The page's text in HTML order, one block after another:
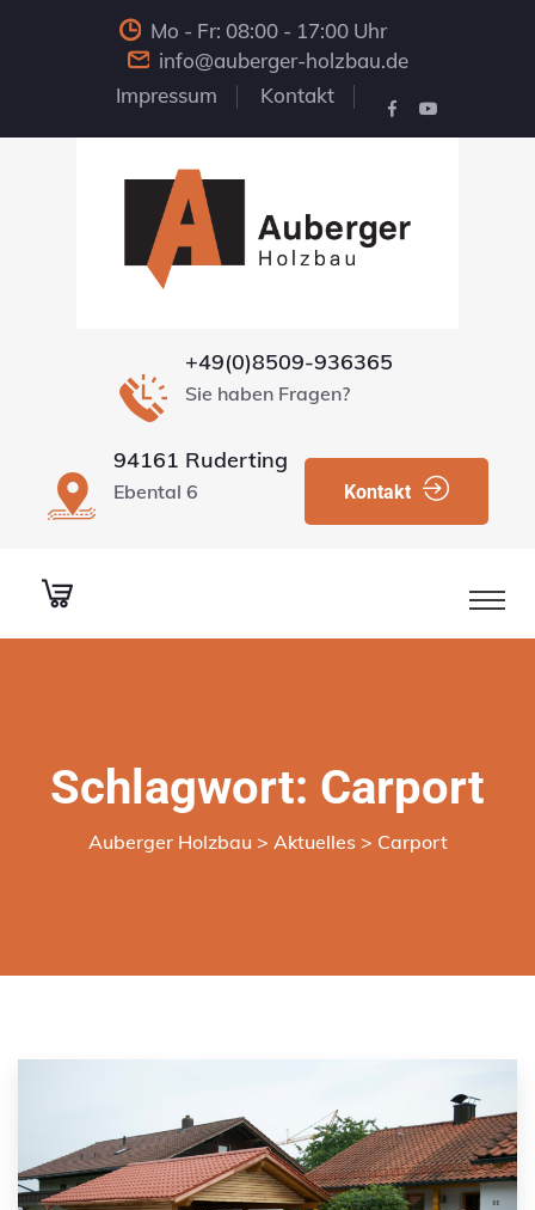
Mo - Fr: 08:00 - 17:00 Uhr
info@auberger-holzbau.de
Impressum
Kontakt
+49(0)8509-936365
Sie haben Fragen?
94161 Ruderting
Ebental 6 Kontakt
Schlagwort: Carport
Auberger Holzbau > Aktuelles > Carport